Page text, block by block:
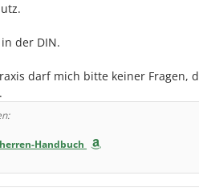
der DIN.
darf mich bitte keiner Fragen,
Handbuch